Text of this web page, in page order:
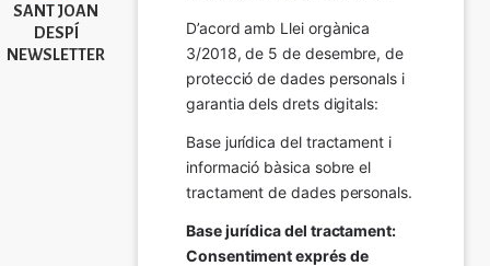
SANT JOAN
DESPÍ
NEWSLETTER
D’acord amb Llei orgànica
3/2018, de 5 de desembre, de
protecció de dades personals i
garantia dels drets digitals:
Base jurídica del tractament i
informació bàsica sobre el
tractament de dades personals.
Base jurídica del tractament:
Consentiment exprés de